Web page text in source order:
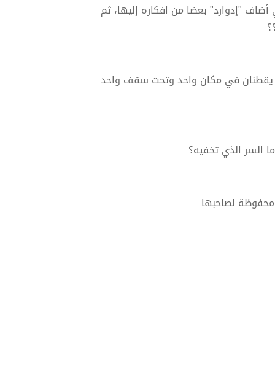
"إدوارد" بعضا من افكاره إليها، ثم
يقطنان في مكان واحد وتحت سقف واحد
السر الذي تخفيه؟
لصاحبها